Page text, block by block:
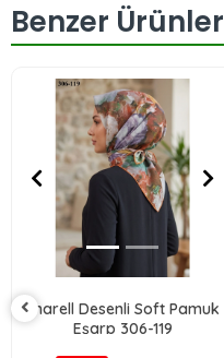
Benzer Ürünler
Sharell Desenli Soft Pamuk
Eşarp 306-119